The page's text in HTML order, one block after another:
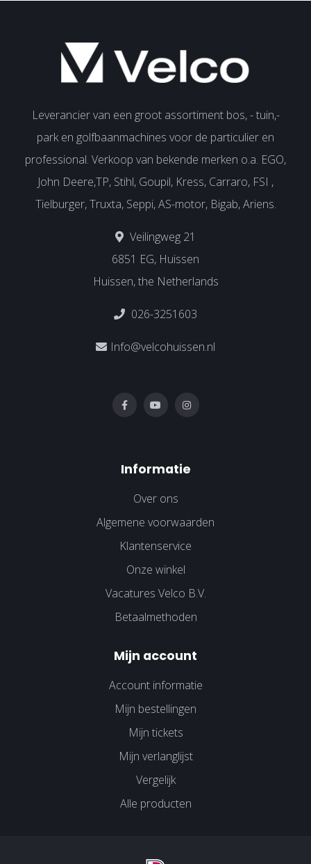
Leverancier van een groot assortiment bos, - tuin,-
park en golfbaanmachines voor de particulier en
professional. Verkoop van bekende merken o.a. EGO,
John Deere,TP, Stihl, Goupil, Kress, Carraro, FSI ,
Tielburger, Truxta, Seppi, AS-motor, Bigab, Ariens.
Veilingweg 21
6851 EG, Huissen
Huissen, the Netherlands
026-3251603
Info@velcohuissen.nl
Informatie
Over ons
Algemene voorwaarden
Klantenservice
Onze winkel
Vacatures Velco B.V.
Betaalmethoden
Mijn account
Account informatie
Mijn bestellingen
Mijn tickets
Mijn verlanglijst
Vergelijk
Alle producten